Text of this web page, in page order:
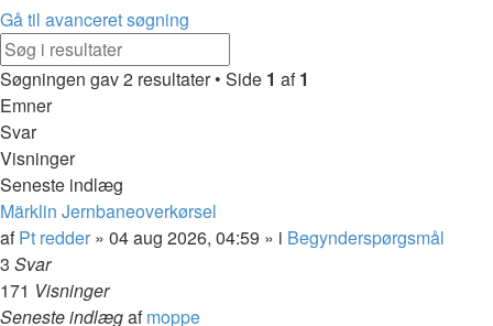
Gå til avanceret søgning
Søg
søgning
Søgningen gav 2 resultater • Side 1 af1
Emner
Svar
Visninger
Seneste indlæg
Märklin Jernbaneoverkørsel
afPt redder » 04 aug 2026, 04:59 » i Begynderspørgsmål
3 Svar
171 Visninger
Seneste indlægafmoppe